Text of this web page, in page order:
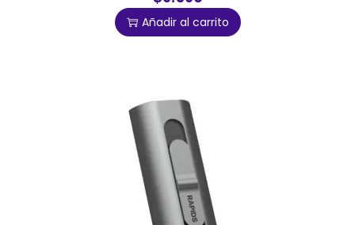
Añadir al carrito